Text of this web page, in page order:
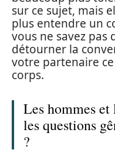
sur ce sujet, mais
plus entendre un
vous ne savez pas
détourner la
votre partenaire
corps.
Les hommes
les questions
?